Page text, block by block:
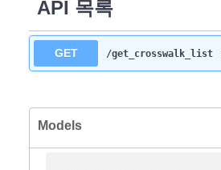
API 목록
GET /get_crosswalk_list
Models